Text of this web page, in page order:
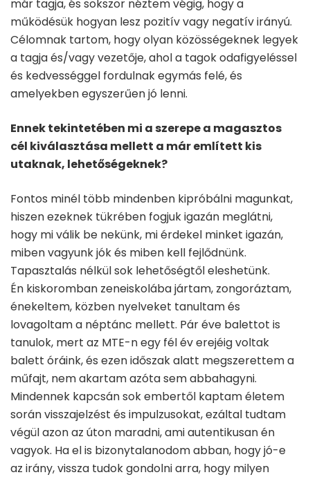
már tagja, és sokszor néztem végig, hogy a
működésük hogyan lesz pozitív vagy negatív irányú.
Célomnak tartom, hogy olyan közösségeknek legyek
a tagja és/vagy vezetője, ahol a tagok odafigyeléssel
és kedvességgel fordulnak egymás felé, és
amelyekben egyszerűen jó lenni.
Ennek tekintetében mi a szerepe a magasztos
cél kiválasztása mellett a már említett kis
utaknak, lehetőségeknek?
Fontos minél több mindenben kipróbálni magunkat,
hiszen ezeknek tükrében fogjuk igazán meglátni,
hogy mi válik be nekünk, mi érdekel minket igazán,
miben vagyunk jók és miben kell fejlődnünk.
Tapasztalás nélkül sok lehetőségtől eleshetünk.
Én kiskoromban zeneiskolába jártam, zongoráztam,
énekeltem, közben nyelveket tanultam és
lovagoltam a néptánc mellett. Pár éve balettot is
tanulok, mert az MTE-n egy fél év erejéig voltak
balett óráink, és ezen időszak alatt megszerettem a
műfajt, nem akartam azóta sem abbahagyni.
Mindennek kapcsán sok embertől kaptam életem
során visszajelzést és impulzusokat, ezáltal tudtam
végül azon az úton maradni, ami autentikusan én
vagyok. Ha el is bizonytalanodom abban, hogy jó-e
az irány, vissza tudok gondolni arra, hogy milyen